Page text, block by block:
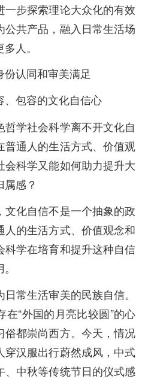
一步探索理论大众化的有效
共产品，融入日常生活场
人。
认同和审美满足
包容的文化自信心
学社会科学离不开文化自
通人的生活方式、价值观
科学又能如何助力提升大
感？
文化自信不是一个抽象的政
的生活方式、价值观念和
学在培育和提升这种自信
常生活审美的民族自信。
“外国的月亮比较圆”的心
俗都崇尚西方。今天，情况
穿汉服出行蔚然成风，中式
中秋等传统节日的仪式感